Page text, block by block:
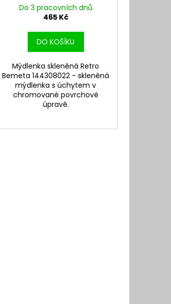
Do 3 pracovních dnů
465 Kč
DO KOŠÍKU
Mýdlenka skleněná Retro
Bemeta 144308022 - skleněná
mýdlenka s úchytem v
chromované povrchové
úpravě.